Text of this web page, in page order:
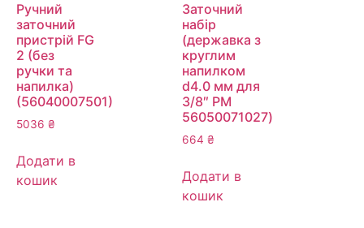
Ручний
заточний
пристрій FG
2 (без
ручки та
напилка)
(56040007501)
5036 ₴
Додати в
кошик
Заточний
набір
(державка з
круглим
напилком
d4.0 мм для
3/8″ PM
56050071027)
664 ₴
Додати в
кошик